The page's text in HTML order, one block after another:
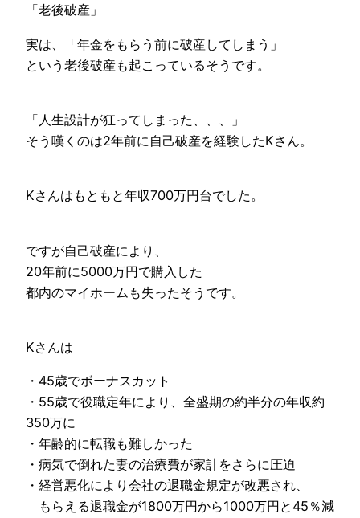
「老後破産」
実は、「年金をもらう前に破産してしまう」
という老後破産も起こっているそうです。
「人生設計が狂ってしまった、、、」
そう嘆くのは2年前に自己破産を経験したKさん。
Kさんはもともと年収700万円台でした。
ですが自己破産により、
20年前に5000万円で購入した
都内のマイホームも失ったそうです。
Kさんは
・45歳でボーナスカット
・55歳で役職定年により、全盛期の約半分の年収約
350万に
・年齢的に転職も難しかった
・病気で倒れた妻の治療費が家計をさらに圧迫
・経営悪化により会社の退職金規定が改悪され、
もらえる退職金が1800万円から1000万円と45％減